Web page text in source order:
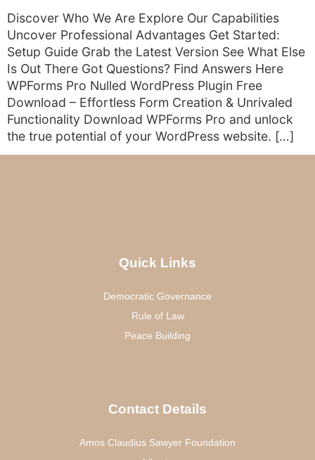
Discover Who We Are Explore Our Capabilities
Uncover Professional Advantages Get Started:
Setup Guide Grab the Latest Version See What Else
Is Out There Got Questions? Find Answers Here
WPForms Pro Nulled WordPress Plugin Free
Download – Effortless Form Creation & Unrivaled
Functionality Download WPForms Pro and unlock
the true potential of your WordPress website. […]
Quick Links
Democratic Governance
Rule of Law
Peace Building
Contact Details
Amos Claudius Sawyer Foundation